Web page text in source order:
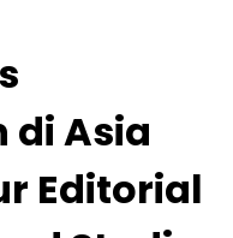
di Asia
Editorial